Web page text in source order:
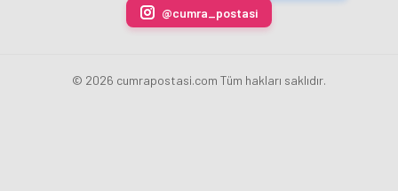
oldu
@cumra_postasi
© 2026 cumrapostasi.com Tüm hakları saklıdır.